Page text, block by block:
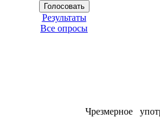
Результаты
Все опросы
Чрезмерное